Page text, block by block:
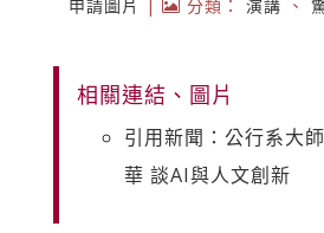
申請圖片
| 分類： 演講 、
相關連結、圖片
引用新聞：公行系大
華 談AI與人文創新